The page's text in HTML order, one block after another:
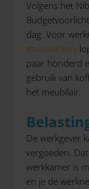
Volgens het
dag. Voor
thuiswerken,
paar honderd
gebruik van
het meubilair.
De werkgever
vergoeden.
werkkamer is
en je de